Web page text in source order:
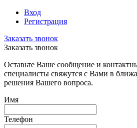
Вход
Регистрация
Заказать звонок
Заказать звонок
Оставьте Ваше сообщение и
специалисты свяжутся с Вами в
решения Вашего вопроса.
Имя
Телефон